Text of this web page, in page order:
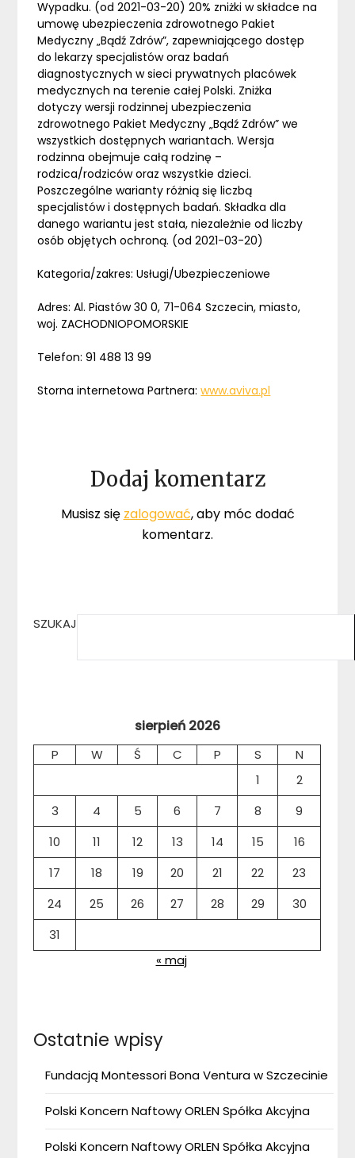
Wypadku. (od 2021-03-20) 20% zniżki w składce na
umowę ubezpieczenia zdrowotnego Pakiet
Medyczny „Bądź Zdrów”, zapewniającego dostęp
do lekarzy specjalistów oraz badań
diagnostycznych w sieci prywatnych placówek
medycznych na terenie całej Polski. Zniżka
dotyczy wersji rodzinnej ubezpieczenia
zdrowotnego Pakiet Medyczny „Bądź Zdrów” we
wszystkich dostępnych wariantach. Wersja
rodzinna obejmuje całą rodzinę –
rodzica/rodziców oraz wszystkie dzieci.
Poszczególne warianty różnią się liczbą
specjalistów i dostępnych badań. Składka dla
danego wariantu jest stała, niezależnie od liczby
osób objętych ochroną. (od 2021-03-20)
Kategoria/zakres: Usługi/Ubezpieczeniowe
Adres: Al. Piastów 30 0, 71-064 Szczecin, miasto,
woj. ZACHODNIOPOMORSKIE
Telefon: 91 488 13 99
Storna internetowa Partnera:www.aviva.pl
Dodaj komentarz
Musisz się zalogować, aby móc dodać
komentarz.
SZUKAJ
sierpień 2026
P W Ś C P S
N
1
2
3
4 5 6 7 8
9
10
11 12 13 14 15
16
17
18 19 20 21 22
23
24
25 26 27 28 29
30
31
« maj
Ostatnie wpisy
Fundacją Montessori Bona Ventura w Szczecinie
Polski Koncern Naftowy ORLEN Spółka Akcyjna
Polski Koncern Naftowy ORLEN Spółka Akcyjna